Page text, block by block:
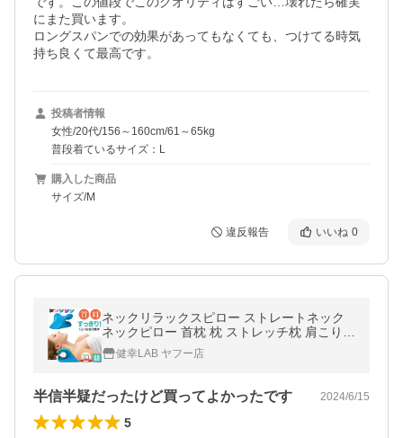
にまた買います。
ロングスパンでの効果があってもなくても、つけてる時気
持ち良くて最高です。
投稿者情報
女性/20代/156～160cm/61～65kg
普段着ているサイズ：L
購入した商品
サイズ/M
違反報告 いいね 0
ネックリラックスピロー ストレートネック
ネックピロー 首枕 枕 ストレッチ枕 肩こり
首こり マッサージ 矯正 肩こり解消グッズ
健幸LAB ヤフー店
半信半疑だったけど買ってよかったです 2024/6/15
5